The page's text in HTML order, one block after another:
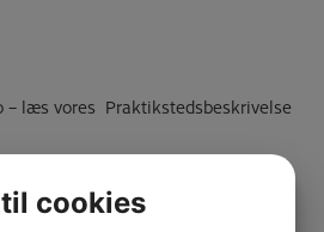
– læs vores Praktikstedsbeskrivelse
cookies